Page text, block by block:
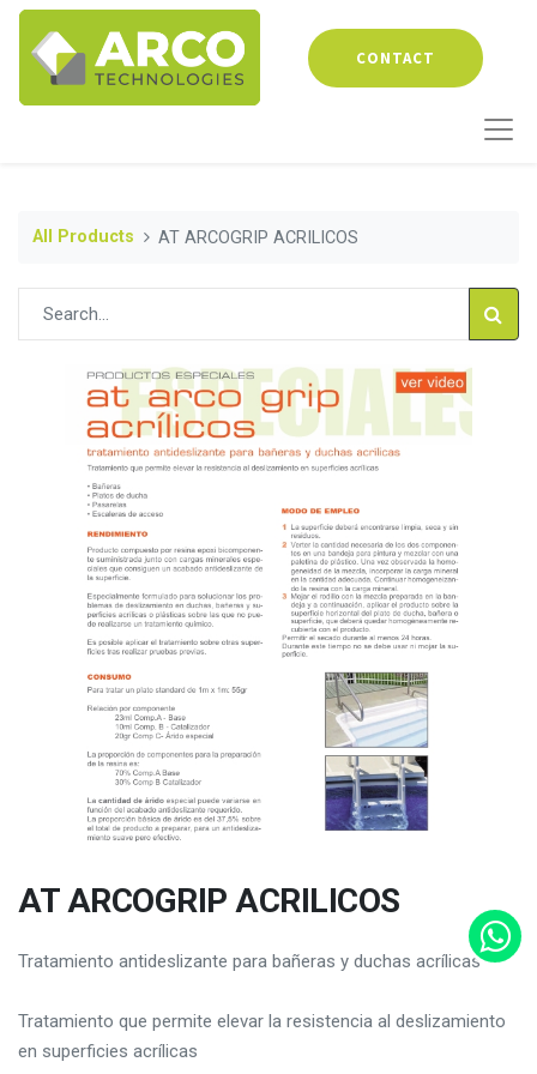
CONTACT
All Products AT ARCOGRIP ACRILICOS
AT ARCOGRIP ACRILICOS
Tratamiento antideslizante para bañeras y duchas acrílicas
Tratamiento que permite elevar la resistencia al deslizamiento
en superficies acrílicas